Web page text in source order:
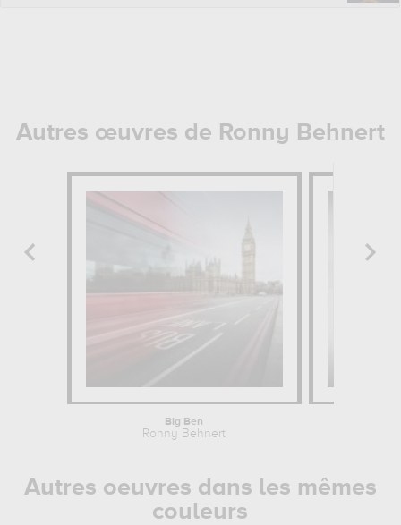
Autres œuvres de Ronny Behnert
Big Ben
Ronny Behnert
Autres oeuvres dans les mêmes
couleurs